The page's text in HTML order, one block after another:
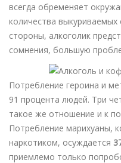
всегда обременяет
количества выкуриваемых
стороны, алкоголик
сомнения, большую
Потребление героина и
91 процента людей. Три
такое же отношение и к
Потребление марихуаны,
наркотиком, осуждается
приемлемо только